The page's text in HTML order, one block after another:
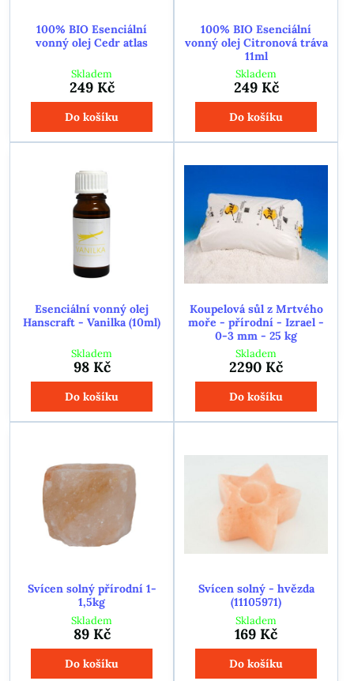
100% BIO Esenciální
vonný olej Cedr atlas
Skladem
249 Kč
Do košíku
100% BIO Esenciální
vonný olej Citronová tráva
11ml
Skladem
249 Kč
Do košíku
Esenciální vonný olej
Hanscraft - Vanilka (10ml)
Skladem
98 Kč
Do košíku
Koupelová sůl z Mrtvého
moře - přírodní - Izrael -
0-3 mm - 25 kg
Skladem
2290 Kč
Do košíku
Svícen solný přírodní 1-
1,5kg
Skladem
89 Kč
Do košíku
Svícen solný - hvězda
(11105971)
Skladem
169 Kč
Do košíku